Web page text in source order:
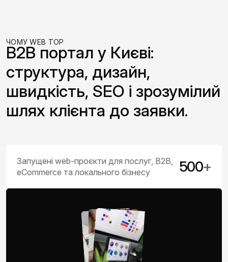
ЧОМУ WEB TOP
B2B портал у Києві:
структура, дизайн,
швидкість, SEO і зрозумілий
шлях клієнта до заявки.
Запущені web-проєкти для послуг, B2B,
eCommerce та локального бізнесу
500+